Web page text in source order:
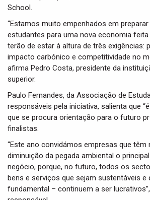
School.
“Estamos muito empenhados em
estudantes para uma nova economia
terão de estar à altura de três exigências:
impacto carbónico e competitividade no
afirma Pedro Costa, presidente da
superior.
Paulo Fernandes, da Associação de
responsáveis pela iniciativa, salienta que
que se procura orientação para o futuro
finalistas.
“Este ano convidámos empresas que têm
diminuição da pegada ambiental o
negócio, porque, no futuro, todos os
bens e serviços que sejam sustentáveis e
fundamental – continuem a ser